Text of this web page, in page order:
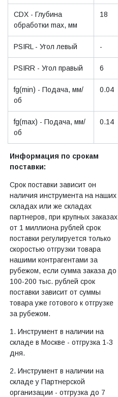
CDX - Глубина
обработки max, мм
18
PSIRL - Угол левый -
PSIRR - Угол правый 6
fg(min) - Подача, мм/
об
0.04
fg(max) - Подача, мм/
об
0.14
Информация по срокам
поставки:
Срок поставки зависит он
наличия инструмента на наших
складах или же складах
партнеров, при крупных заказах
от 1 миллиона рублей срок
поставки регулируется только
скоростью отгрузки товара
нашими контрагентами за
рубежом, если сумма заказа до
100-200 тыс. рублей срок
поставки зависит от суммы
товара уже готового к отгрузке
за рубежом.
1. Инструмент в наличии на
складе в Москве - отгрузка 1-3
дня.
2. Инструмент в наличии на
складе у Партнерской
организации - отгрузка до 7